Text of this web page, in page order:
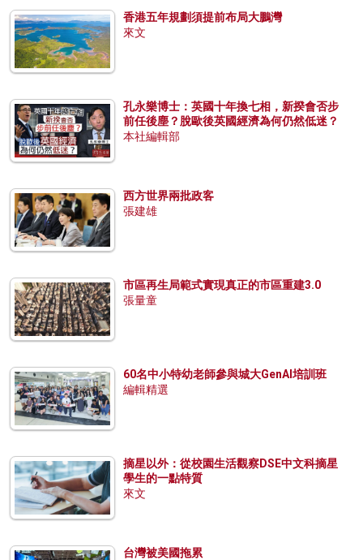
香港五年規劃須提前布局大鵬灣
來文
孔永樂博士：英國十年換七相，新揆會否步
前任後塵？脫歐後英國經濟為何仍然低迷？
本社編輯部
西方世界兩批政客
張建雄
市區再生局範式實現真正的市區重建3.0
張量童
60名中小特幼老師參與城大GenAI培訓班
編輯精選
摘星以外：從校園生活觀察DSE中文科摘星
學生的一點特質
來文
台灣被美國拖累